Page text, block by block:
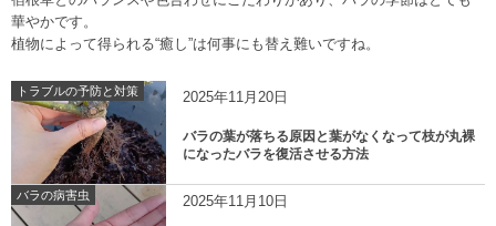
華やかです。
植物によって得られる“癒し”は何事にも替え難いですね。
トラブルの予防と対策 2025年11月20日
バラの葉が落ちる原因と葉がなくなって枝が丸裸
になったバラを復活させる方法
バラの病害虫 2025年11月10日